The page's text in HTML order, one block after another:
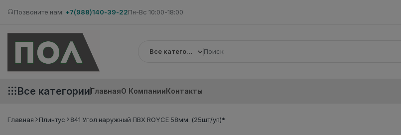
Позвоните нам: +7(988)140-39-22Пн-Вс 10:00-18:00
Все категории
Все категорииГлавнаяО КомпанииКонтакты
Главная Плинтус 841 Угол наружный ПВХ ROYCE 58мм. (25шт/уп)*